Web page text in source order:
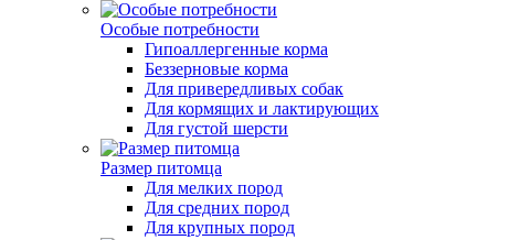
Особые потребности
Гипоаллергенные корма
Беззерновые корма
Для привередливых собак
Для кормящих и лактирующих
Для густой шерсти
Размер питомца
Для мелких пород
Для средних пород
Для крупных пород